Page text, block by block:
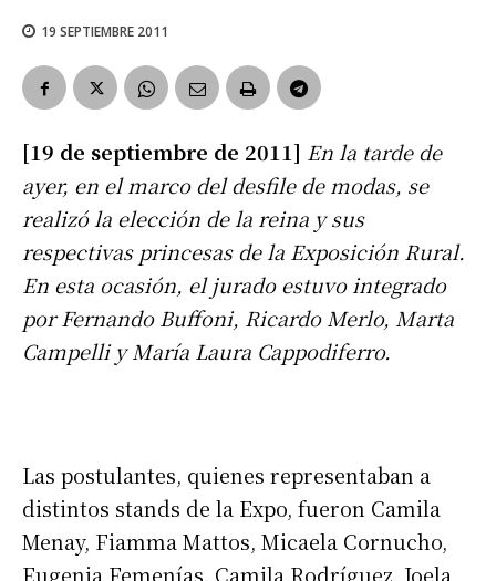
19 SEPTIEMBRE 2011
[19 de septiembre de 2011] En la tarde de
ayer, en el marco del desfile de modas, se
realizó la elección de la reina y sus
respectivas princesas de la Exposición Rural.
En esta ocasión, el jurado estuvo integrado
por Fernando Buffoni, Ricardo Merlo, Marta
Campelli y María Laura Cappodiferro.
Las postulantes, quienes representaban a
distintos stands de la Expo, fueron Camila
Menay, Fiamma Mattos, Micaela Cornucho,
Eugenia Femenías, Camila Rodríguez, Joela